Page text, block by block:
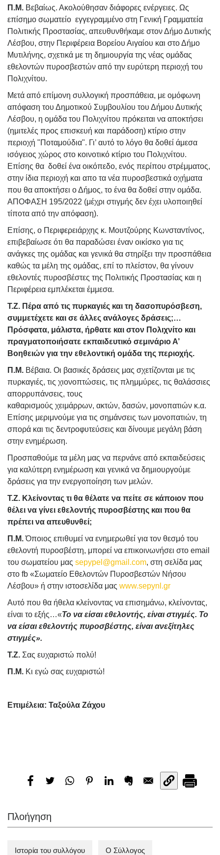
Π.Μ. Βεβαίως. Ακολούθησαν διάφορες ενέργειες. Ως
επίσημο σωματείο εγγεγραμμένο στη Γενική Γραμματεία
Πολιτικής Προστασίας, απευθυνθήκαμε στον Δήμο Δυτικής
Λέσβου, στην Περιφέρεια Βορείου Αιγαίου και στο Δήμο
Μυτιλήνης, σχετικά με τη δημιουργία της νέας ομάδας
εθελοντών πυροσβεστών από την ευρύτερη περιοχή του
Πολιχνίτου.
Μετά από επίμονη συλλογική προσπάθεια, με ομόφωνη
απόφαση του Δημοτικού Συμβουλίου του Δήμου Δυτικής
Λέσβου, η ομάδα του Πολιχνίτου πρόκειται να αποκτήσει
(ημιτελές προς επισκευή και παράδοση) κτίριο στην
περιοχή "Ποταμούδια". Γι’ αυτό το λόγο θα δοθεί άμεσα
ισόγειος χώρος στο κοινοτικό κτίριο του Πολιχνίτου.
Επίσης θα δοθεί ένα οικόπεδο, ενός περίπου στρέμματος,
στην ίδια περιοχή και απο τα νέα πυροσβεστικά οχήματα
που θα αποκτήσει ο Δήμος, το ένα θα δοθεί στην ομάδα.
ΑΠΟΦΑΣΗ 195/2022 (μέχρι στιγμής δεν έχει υλοποιηθεί
τίποτα από την απόφαση).
Επίσης, ο Περιφερειάρχης κ. Μουτζούρης Κωνσταντίνος,
επιβεβαίωσε ότι θα παραδώσει έναν οικίσκο για τις
ανάγκες της ομάδας και γενικά θα στηρίξει την προσπάθεια
καθώς τα μέλη της ομάδας, επί το πλείστον, θα γίνουν
εθελοντές πυροσβέστες της Πολιτικής Προστασίας και η
Περιφέρεια εμπλέκεται έμμεσα.
Τ.Ζ. Πέρα από τις πυρκαγιές και τη δασοπυρόσβεση,
συμμετέχετε και σε άλλες ανάλογες δράσεις;…
Πρόσφατα, μάλιστα, ήρθατε και στον Πολιχνίτο και
πραγματοποιήσατε εκπαιδευτικό σεμινάριο Α’
Βοηθειών για την εθελοντική ομάδα της περιοχής.
Π.Μ. Βέβαια. Οι βασικές δράσεις μας σχετίζονται με τις
πυρκαγιές, τις χιονοπτώσεις, τις πλημμύρες, τις θαλάσσιες
απορρυπάνσεις, τους
καθαρισμούς χειμάρρων, ακτών, δασών, μονοπατιών κ.α.
Επίσης μεριμνούμε για τις σημάνσεις των μονοπατιών, τη
σπορά και τις δεντροφυτεύσεις και δίνουμε μεγάλη βάση
στην ενημέρωση.
Προσπαθούμε τα μέλη μας να περνάνε από εκπαιδεύσεις
για καλύτερη ενημέρωση και γενικά να δημιουργούμε
δράσεις για την ενεργοποίηση των μελών.
Τ.Ζ. Κλείνοντας τι θα θέλατε να πείτε σε κάποιον που
θέλει να γίνει εθελοντής πυροσβέστης και που θα
πρέπει να απευθυνθεί;
Π.Μ.Όποιος επιθυμεί να ενημερωθεί για τον θεσμό του
εθελοντή πυροσβέστη, μπορεί να επικοινωνήσει στο email
του σωματείου μας sepypel @gmail .com, στη σελίδα μας
στο fb «Σωματείο Εθελοντών Πυροσβεστών Νήσου
Λέσβου» ή στην ιστοσελίδα μας www.sepynl.gr
Αυτό που θα ήθελα κλείνοντας να επισημάνω, κλείνοντας,
είναι το εξής…«Το να είσαι εθελοντής, είναι στιγμές. Το
να είσαι εθελοντής πυροσβέστης, είναι ανεξίτηλες
στιγμές».
Τ.Ζ. Σας ευχαριστώ πολύ!
Π.Μ. Κι εγώ σας ευχαριστώ!
Επιμέλεια: Ταξούλα Ζάχου
Πλοήγηση
Ιστορία του συλλόγου Ο Σύλλογος